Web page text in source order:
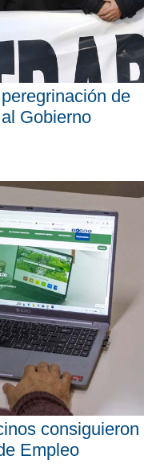
de
Gobierno
consiguieron
Empleo